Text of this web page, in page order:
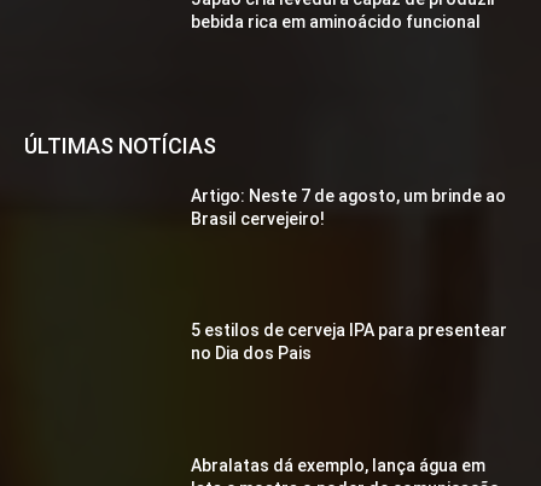
bebida rica em aminoácido funcional
ÚLTIMAS NOTÍCIAS
Artigo: Neste 7 de agosto, um brinde ao
Brasil cervejeiro!
5 estilos de cerveja IPA para presentear
no Dia dos Pais
Abralatas dá exemplo, lança água em